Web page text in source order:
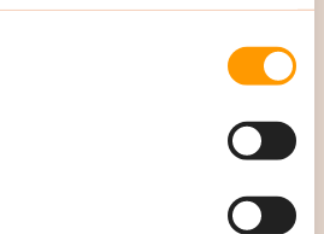
lomake, niin